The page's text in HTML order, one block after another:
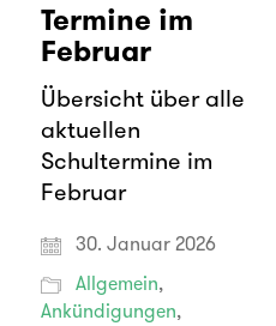
Termine im
Februar
Übersicht über alle
aktuellen
Schultermine im
Februar
30. Januar 2026
Allgemein,
Ankündigungen,